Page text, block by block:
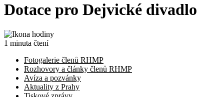
Dotace pro Dejvické divadlo
1 minuta čtení
Fotogalerie členů RHMP
Rozhovory a články členů RHMP
Avíza a pozvánky
Aktuality z Prahy